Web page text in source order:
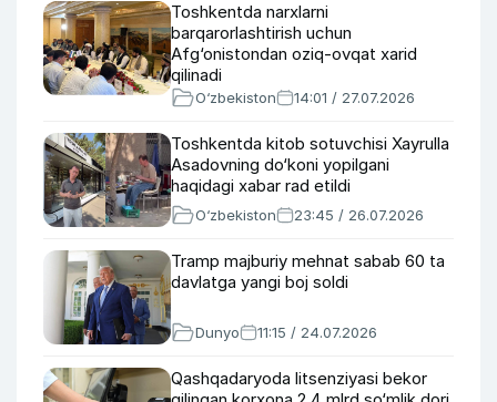
Toshkentda narxlarni
barqarorlashtirish uchun
Afg‘onistondan oziq-ovqat xarid
qilinadi
O‘zbekiston 14:01 / 27.07.2026
Toshkentda kitob sotuvchisi Xayrulla
Asadovning do‘koni yopilgani
haqidagi xabar rad etildi
O‘zbekiston 23:45 / 26.07.2026
Tramp majburiy mehnat sabab 60 ta
davlatga yangi boj soldi
Dunyo 11:15 / 24.07.2026
Qashqadaryoda litsenziyasi bekor